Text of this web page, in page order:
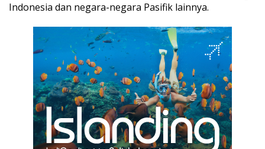
Indonesia dan negara-negara Pasifik lainnya.